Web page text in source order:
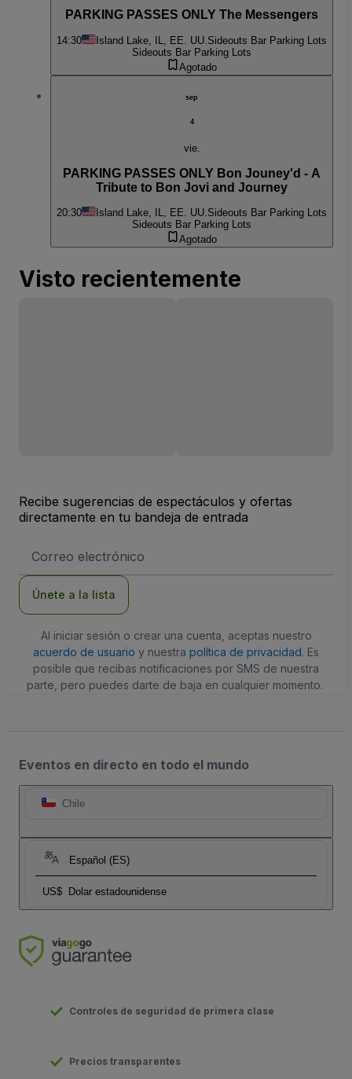
PARKING PASSES ONLY The Messengers
14:30 Island Lake, IL, EE. UU. Sideouts Bar Parking Lots
Sideouts Bar Parking Lots
Agotado
sep
4
vie.
PARKING PASSES ONLY Bon Jouney'd - A
Tribute to Bon Jovi and Journey
20:30 Island Lake, IL, EE. UU.Sideouts Bar Parking Lots
Sideouts Bar Parking Lots
Agotado
Visto recientemente
Recibe sugerencias de espectáculos y ofertas
directamente en tu bandeja de entrada
de
Únete a la lista
Al iniciar sesión o crear una cuenta, aceptas nuestro
acuerdo de usuario y nuestra política de privacidad. Es
posible que recibas notificaciones por SMS de nuestra
parte, pero puedes darte de baja en cualquier momento.
Eventos en directo en todo el mundo
Chile
Español (ES)
US$ Dolar estadounidense
Controles de seguridad de primera clase
Precios transparentes